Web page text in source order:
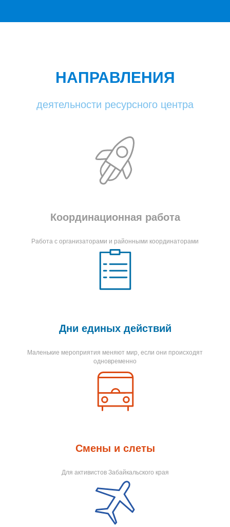
НАПРАВЛЕНИЯ
деятельности ресурсного центра
Координационная работа
Работа с организаторами и районными координаторами
Дни единых действий
Маленькие мероприятия меняют мир, если они происходят
одновременно
Смены и слеты
Для активистов Забайкальского края